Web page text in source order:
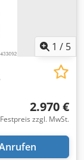
1 / 5
2.970 €
Festpreis zzgl. MwSt.